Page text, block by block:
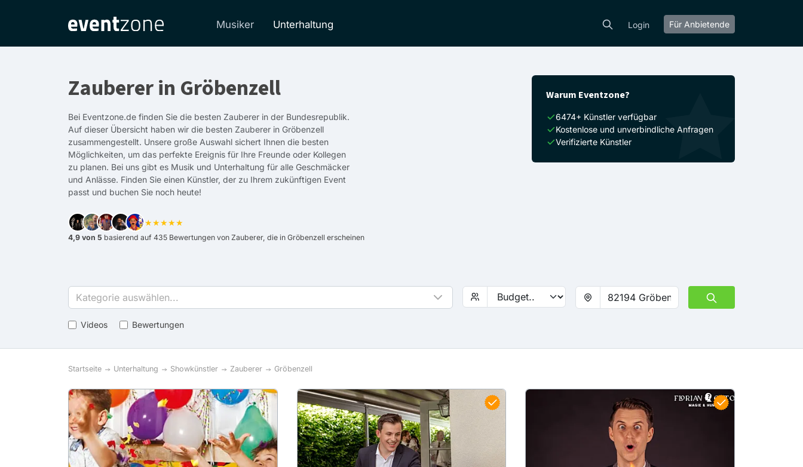
Musiker Unterhaltung Login Für Anbietende
Zauberer in Gröbenzell
Bei Eventzone.de finden Sie die besten Zauberer in der Bundesrepublik.
Auf dieser Übersicht haben wir die besten Zauberer in Gröbenzell
zusammengestellt. Unsere große Auswahl sichert Ihnen die besten
Möglichkeiten, um das perfekte Ereignis für Ihre Freunde oder Kollegen
zu planen. Bei uns gibt es Musik und Unterhaltung für alle Geschmäcker
und Anlässe. Finden Sie einen Künstler, der zu Ihrem zukünftigen Event
passt und buchen Sie noch heute!
★★★★★
4,9 von 5 basierend auf 435 Bewertungen von Zauberer, die in Gröbenzell erscheinen
Warum Eventzone?
6474+ Künstler verfügbar
Kostenlose und unverbindliche Anfragen
Verifizierte Künstler
Kategorie auswählen...
Videos Bewertungen
Startseite Unterhaltung Showkünstler Zauberer Gröbenzell